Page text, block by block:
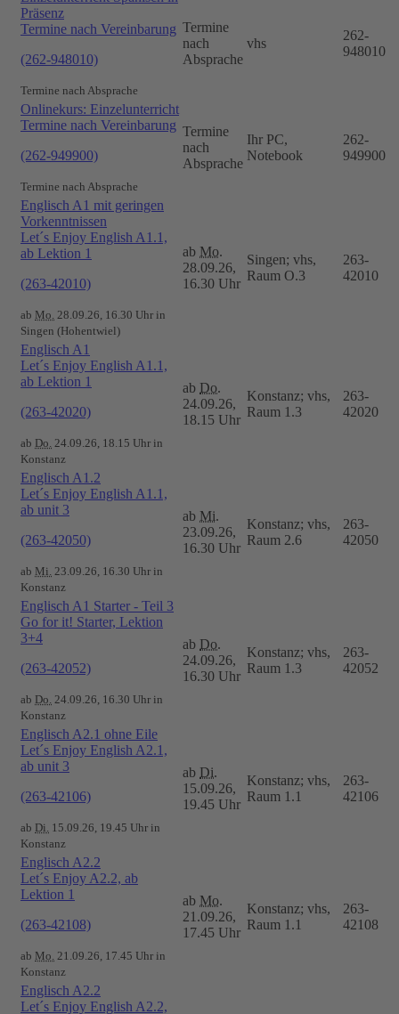
Präsenz
Termine nach Vereinbarung
(262-948010)
Termine nach Absprache
Termine
nach
Absprache
vhs
262-
948010
Onlinekurs: Einzelunterricht
Termine nach Vereinbarung
(262-949900)
Termine nach Absprache
Termine
nach
Absprache
Ihr PC,
Notebook
262-
949900
Englisch A1 mit geringen
Vorkenntnissen
Let´s Enjoy English A1.1,
ab Lektion 1
(263-42010)
ab Mo. 28.09.26, 16.30 Uhr in
Singen (Hohentwiel)
ab Mo.
28.09.26,
16.30 Uhr
Singen; vhs,
Raum O.3
263-
42010
Englisch A1
Let´s Enjoy English A1.1,
ab Lektion 1
(263-42020)
ab Do. 24.09.26, 18.15 Uhr in
Konstanz
ab Do.
24.09.26,
18.15 Uhr
Konstanz; vhs,
Raum 1.3
263-
42020
Englisch A1.2
Let´s Enjoy English A1.1,
ab unit 3
(263-42050)
ab Mi. 23.09.26, 16.30 Uhr in
Konstanz
ab Mi.
23.09.26,
16.30 Uhr
Konstanz; vhs,
Raum 2.6
263-
42050
Englisch A1 Starter - Teil 3
Go for it! Starter, Lektion
3+4
(263-42052)
ab Do. 24.09.26, 16.30 Uhr in
Konstanz
ab Do.
24.09.26,
16.30 Uhr
Konstanz; vhs,
Raum 1.3
263-
42052
Englisch A2.1 ohne Eile
Let´s Enjoy English A2.1,
ab unit 3
(263-42106)
ab Di. 15.09.26, 19.45 Uhr in
Konstanz
ab Di.
15.09.26,
19.45 Uhr
Konstanz; vhs,
Raum 1.1
263-
42106
Englisch A2.2
Let´s Enjoy A2.2, ab
Lektion 1
(263-42108)
ab Mo. 21.09.26, 17.45 Uhr in
Konstanz
ab Mo.
21.09.26,
17.45 Uhr
Konstanz; vhs,
Raum 1.1
263-
42108
Englisch A2.2
Let´s Enjoy English A2.2,